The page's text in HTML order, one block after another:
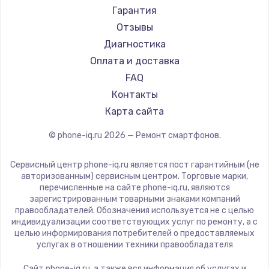
Ремонт смартфонов Acer
Ремонт смартфонов HP
Ремонт смартфонов Poco
Ремонт смартфонов HTC
Ремонт смартфонов Blackmagic
Ремонт смартфонов Nothing
Ремонт смартфонов iQOO
Irbis
Kyocera
LeEco
OnePlus
teXet
Motorola
Prestigio
Elephone
BlackView
Google
Vertu
Tp-Link
Гарантия
Отзывы
Диагностика
Оплата и доставка
FAQ
Контакты
Карта сайта
© phone-iq.ru 2026 — Ремонт смартфонов.
Сервисный центр phone-iq.ru является пост гарантийным (не
авторизованным) сервисным центром. Торговые марки,
перечисленные на сайте phone-iq.ru, являются
зарегистрированным товарными знаками компаний
правообладателей. Обозначения используется не с целью
индивидуализации соответствующих услуг по ремонту, а с
целью информирования потребителей о предоставляемых
услугах в отношении техники правообладателя